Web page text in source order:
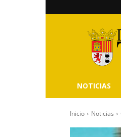
Diario
de
NOTICIAS
Inicio Noticias